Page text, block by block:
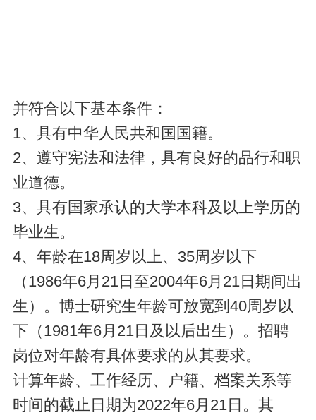
并符合以下基本条件：
1、具有中华人民共和国国籍。
2、遵守宪法和法律，具有良好的品行和职
业道德。
3、具有国家承认的大学本科及以上学历的
毕业生。
4、年龄在18周岁以上、35周岁以下
（1986年6月21日至2004年6月21日期间出
生）。博士研究生年龄可放宽到40周岁以
下（1981年6月21日及以后出生）。招聘
岗位对年龄有具体要求的从其要求。
计算年龄、工作经历、户籍、档案关系等
时间的截止日期为2022年6月21日。其